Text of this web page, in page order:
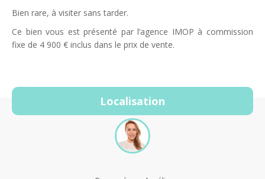
Bien rare, à visiter sans tarder.
Ce bien vous est présenté par l’agence IMOP à commission
fixe de 4 900 € inclus dans le prix de vente.
Localisation